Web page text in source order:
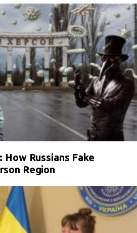
Russians Fake
Region